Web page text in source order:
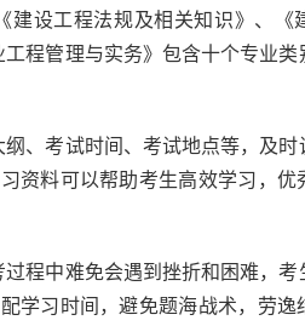
设工程法规及相关知识》、《
程管理与实务》包含十个专业
、考试时间、考试地点等，及时
资料可以帮助考生高效学习，优
程中难免会遇到挫折和困难，考
学习时间，避免题海战术，劳逸